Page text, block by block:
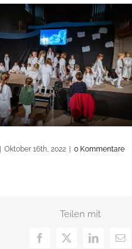
Oktober 16th, 2022 0 Kommentare
Teilen mit
Facebook
X LinkedIn
E-